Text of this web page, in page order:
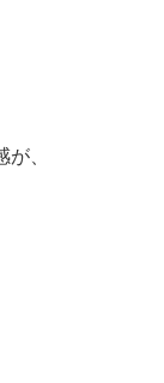
、